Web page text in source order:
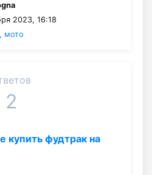
2023, 16:18
мото
2
купить фудтрак на